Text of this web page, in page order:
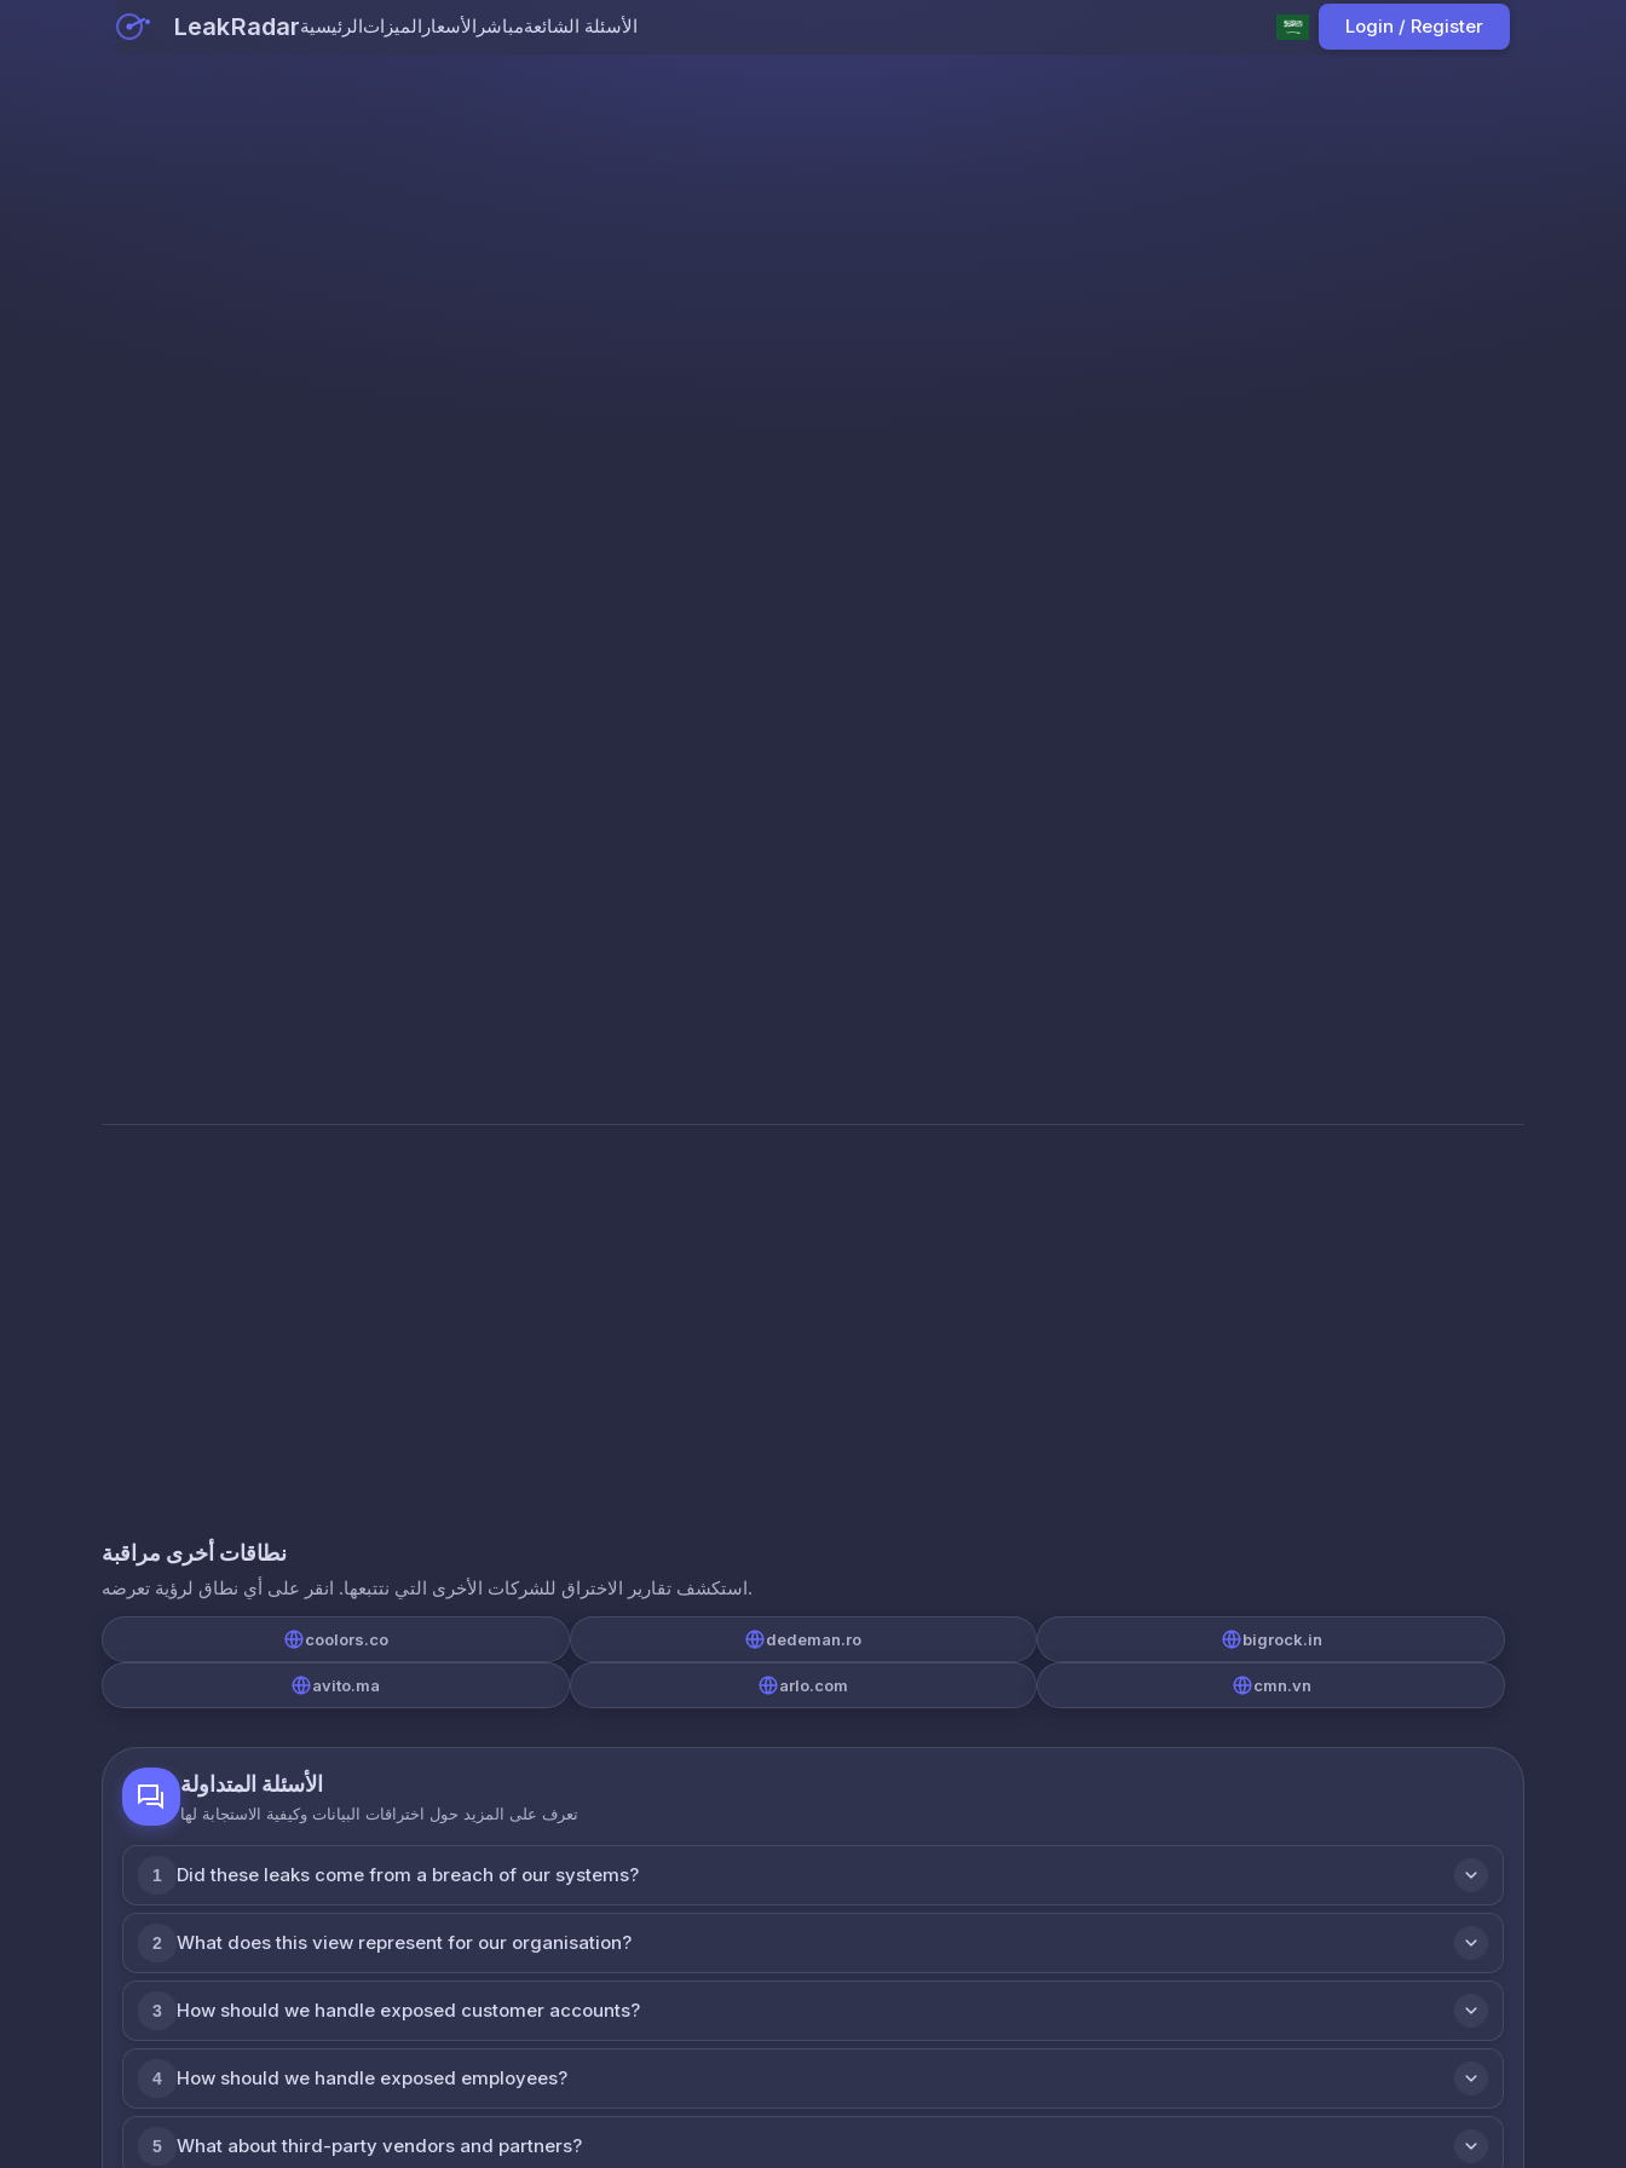
LeakRadarالرئيسيةالميزات الأسعار مباشرالأسئلة الشائعة Login / Register
نطاقات أخرى مراقبة
استكشف تقارير الاختراق للشركات الأخرى التي نتتبعها. انقر على أي نطاق لرؤية تعرضه.
coolors.co dedeman.ro bigrock.in
avito.ma arlo.com cmn.vn
الأسئلة المتداولة
تعرف على المزيد حول اختراقات البيانات وكيفية الاستجابة لها
1 Did these leaks come from a breach of our systems?
2 What does this view represent for our organisation?
3 How should we handle exposed customer accounts?
4 How should we handle exposed employees?
5 What about third-party vendors and partners?